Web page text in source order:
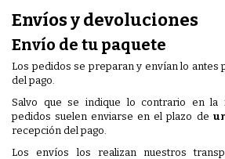
Envíos y devoluciones
Envío de tu paquete
Los pedidos se preparan y envían lo antes
del pago.
Salvo que se indique lo contrario en la
pedidos suelen enviarse en el plazo de
recepción del pago.
Los envíos los realizan nuestros